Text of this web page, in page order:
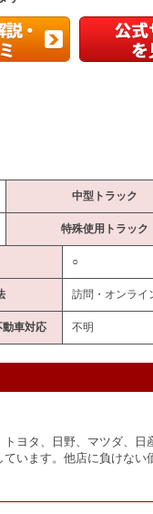
中型トラック
特殊使用トラック
○
訪問・オンライ
車対応 不明
ヨタ、日野、マツダ、日
います。他店に負けない